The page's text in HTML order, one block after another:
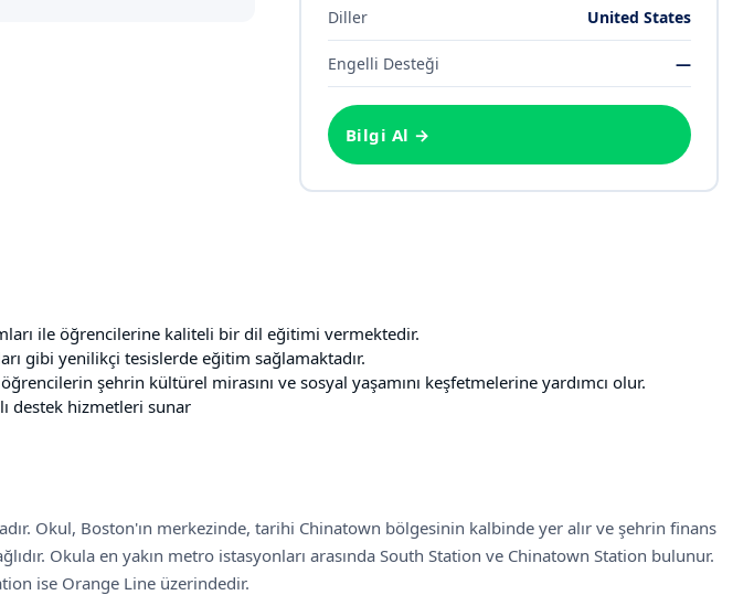
Diller United States
Engelli Desteği —
Bilgi Al →
ile öğrencilerine kaliteli bir dil eğitimi vermektedir.
gibi yenilikçi tesislerde eğitim sağlamaktadır.
şehrin kültürel mirasını ve sosyal yaşamını keşfetmelerine yardımcı olur.
destek hizmetleri sunar
Okul, Boston'ın merkezinde, tarihi Chinatown bölgesinin kalbinde yer alır ve şehrin finans
Okula en yakın metro istasyonları arasında South Station ve Chinatown Station bulunur.
ise Orange Line üzerindedir.